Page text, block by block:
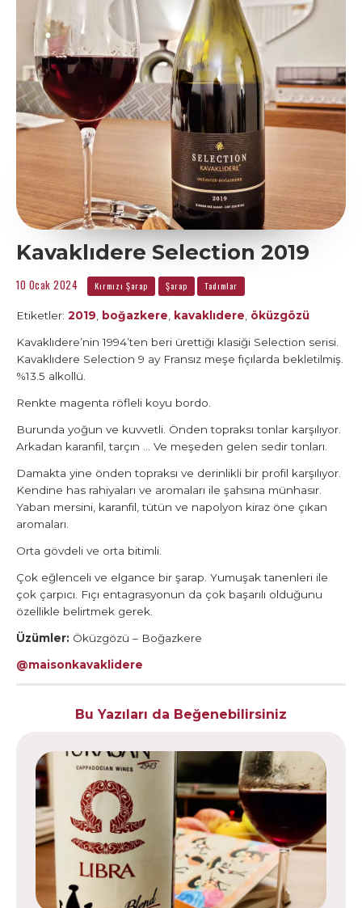
Kavaklıdere Selection 2019
10 Ocak 2024 Kırmızı Şarap Şarap Tadımlar
Etiketler: 2019 boğazkere kavaklıdere öküzgözü
Kavaklıdere’nin 1994’ten beri ürettiği klasiği Selection serisi.
Kavaklıdere Selection 9 ay Fransız meşe fıçılarda bekletilmiş.
%13.5 alkollü.
Renkte magenta röfleli koyu bordo.
Burunda yoğun ve kuvvetli. Önden topraksı tonlar karşılıyor.
Arkadan karanfil, tarçın … Ve meşeden gelen sedir tonları.
Damakta yine önden topraksı ve derinlikli bir profil karşılıyor.
Kendine has rahiyaları ve aromaları ile şahsına münhasır.
Yaban mersini, karanfil, tütün ve napolyon kiraz öne çıkan
aromaları.
Orta gövdeli ve orta bitimli.
Çok eğlenceli ve elgance bir şarap. Yumuşak tanenleri ile
çok çarpıcı. Fıçı entagrasyonun da çok başarılı olduğunu
özellikle belirtmek gerek.
Üzümler: Öküzgözü – Boğazkere
@maisonkavaklidere
Bu Yazıları da Beğenebilirsiniz